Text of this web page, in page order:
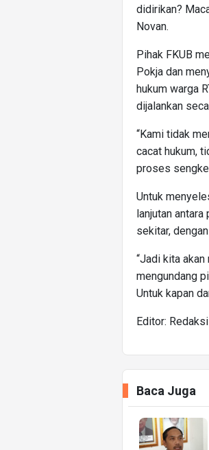
didirikan?
Novan.
Pihak FKUB
Pokja dan
hukum warga
dijalankan
“Kami tidak
cacat hukum,
proses
Untuk
lanjutan
sekitar,
“Jadi kita
mengundang
Untuk kapan
Editor: Redaksi
Baca Juga